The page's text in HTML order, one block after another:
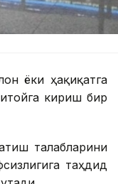
ёки ҳақиқатга
кириш бир
талабларини
таҳдид